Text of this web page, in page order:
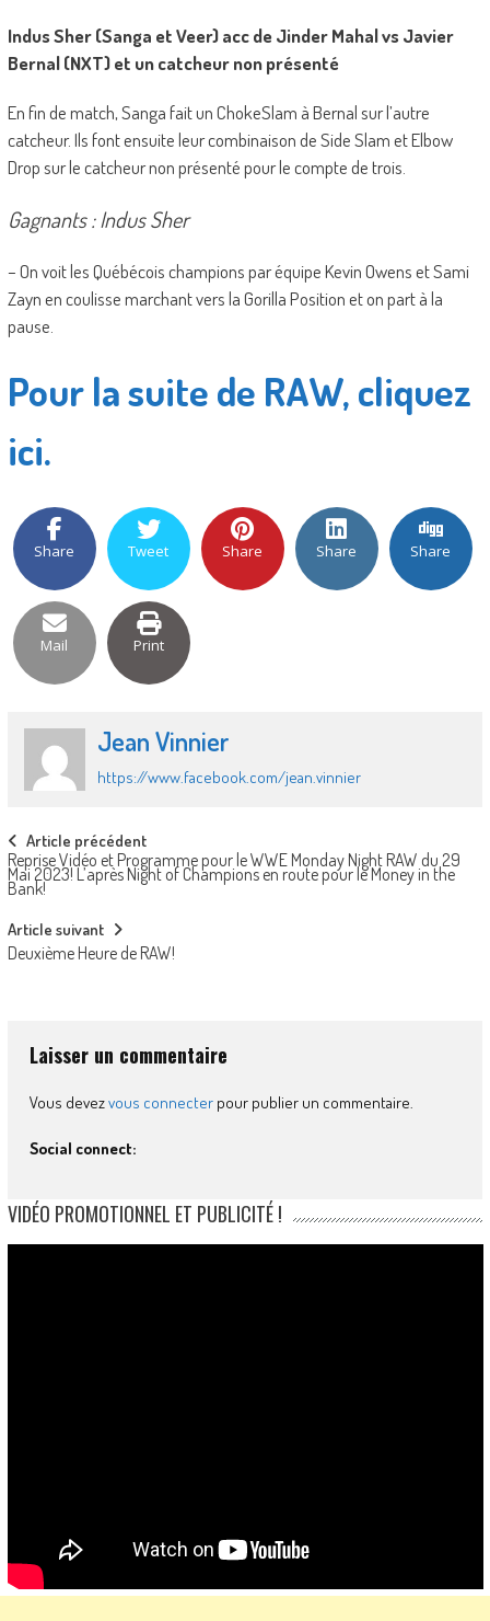
Indus Sher (Sanga et Veer) acc de Jinder Mahal vs Javier
Bernal (NXT) et un catcheur non présenté
En fin de match, Sanga fait un ChokeSlam à Bernal sur l’autre
catcheur. Ils font ensuite leur combinaison de Side Slam et Elbow
Drop sur le catcheur non présenté pour le compte de trois.
Gagnants : Indus Sher
– On voit les Québécois champions par équipe Kevin Owens et Sami
Zayn en coulisse marchant vers la Gorilla Position et on part à la
pause.
Pour la suite de RAW, cliquez
ici.
Share Tweet Share Share Share
Mail Print
Jean Vinnier
https://www.facebook.com/jean.vinnier
Post
navigation
Article précédent
Reprise Vidéo et Programme pour le WWE Monday Night RAW du 29
Mai 2023! L’après Night of Champions en route pour le Money in the
Bank!
Article suivant
Deuxième Heure de RAW!
Laisser un commentaire
Vous devezvous connecterpour publier un commentaire.
Social connect:
VIDÉO PROMOTIONNEL ET PUBLICITÉ !